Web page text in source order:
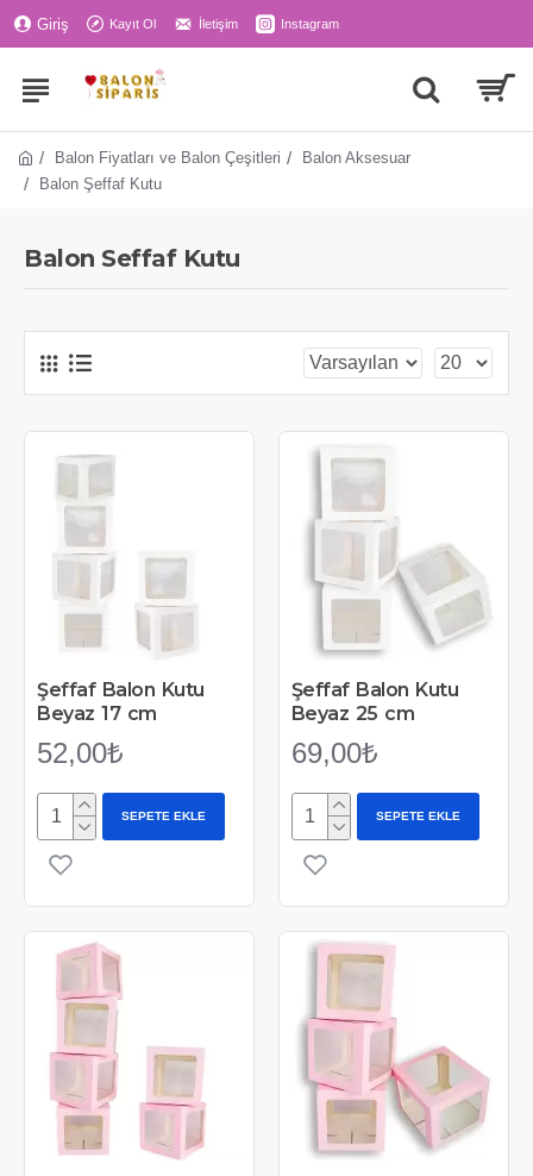
Giriş Kayıt Ol İletişim Instagram
Balon Fiyatları ve Balon Çeşitleri
Balon Aksesuar
Balon Şeffaf Kutu
Balon Seffaf Kutu
Şeffaf Balon Kutu
Beyaz 17 cm
52,00₺
SEPETE EKLE
Şeffaf Balon Kutu
Beyaz 25 cm
69,00₺
SEPETE EKLE